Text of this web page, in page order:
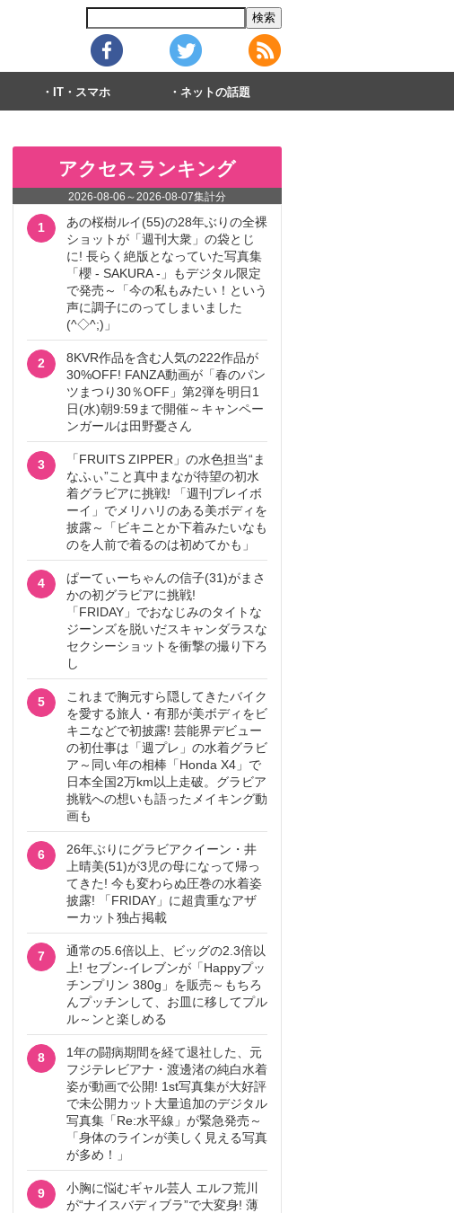
IT・スマホ ネットの話題
アクセスランキング
2026-08-06 ～2026-08-07集計分
1
あの桜樹ルイ(55)の28年ぶりの全裸
ショットが「週刊大衆」の袋とじ
に! 長らく絶版となっていた写真集
「櫻 - SAKURA -」もデジタル限定
で発売～「今の私もみたい！という
声に調子にのってしまいました
(^◇^;)」
2
8KVR作品を含む人気の222作品が
30%OFF! FANZA動画が「春のパン
ツまつり30％OFF」第2弾を明日1
日(水)朝9:59まで開催～キャンペー
ンガールは田野憂さん
3
「FRUITS ZIPPER」の水色担当“ま
なふぃ”こと真中まなが待望の初水
着グラビアに挑戦! 「週刊プレイボ
ーイ」でメリハリのある美ボディを
披露～「ビキニとか下着みたいなも
のを人前で着るのは初めてかも」
4
ぱーてぃーちゃんの信子(31)がまさ
かの初グラビアに挑戦!
「FRIDAY」でおなじみのタイトな
ジーンズを脱いだスキャンダラスな
セクシーショットを衝撃の撮り下ろ
し
5
これまで胸元すら隠してきたバイク
を愛する旅人・有那が美ボディをビ
キニなどで初披露! 芸能界デビュー
の初仕事は「週プレ」の水着グラビ
ア～同い年の相棒「Honda X4」で
日本全国2万km以上走破。グラビア
挑戦への想いも語ったメイキング動
画も
6
26年ぶりにグラビアクイーン・井
上晴美(51)が3児の母になって帰っ
てきた! 今も変わらぬ圧巻の水着姿
披露! 「FRIDAY」に超貴重なアザ
ーカット独占掲載
7
通常の5.6倍以上、ビッグの2.3倍以
上! セブン‐イレブンが「Happyプッ
チンプリン 380g」を販売～もちろ
んプッチンして、お皿に移してプル
ル～ンと楽しめる
8
1年の闘病期間を経て退社した、元
フジテレビアナ・渡邊渚の純白水着
姿が動画で公開! 1st写真集が大好評
で未公開カット大量追加のデジタル
写真集「Re:水平線」が緊急発売～
「身体のラインが美しく見える写真
が多め！」
9
小胸に悩むギャル芸人 エルフ荒川
が“ナイスバディブラ”で大変身! 薄